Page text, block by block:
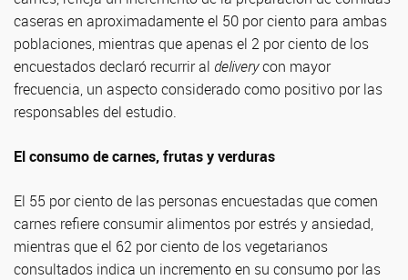
caseras en aproximadamente el 50 por ciento para ambas
poblaciones, mientras que apenas el 2 por ciento de los
encuestados declaró recurrir al deliverycon mayor
frecuencia, un aspecto considerado como positivo por las
responsables del estudio.
El consumo de carnes, frutas y verduras
El 55 por ciento de las personas encuestadas que comen
carnes refiere consumir alimentos por estrés y ansiedad,
mientras que el 62 por ciento de los vegetarianos
consultados indica un incremento en su consumo por las